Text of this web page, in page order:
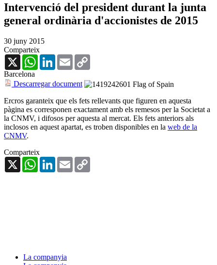
Intervenció del president durant la junta
general ordinària d'accionistes de 2015
30 juny 2015
Comparteix
X
WhatsAppLinkedInEmail
Barcelona
Descarregar document
Ercros garanteix que els fets rellevants que figuren en aquesta
pàgina es corresponen exactament amb els remesos per la Societat a
la CNMV, i difosos per aquesta al mercat. Els fets anteriors als
inclosos en aquest apartat, es troben disponibles en la web de la
CNMV.
Comparteix
X
WhatsAppLinkedInEmail
La companyia